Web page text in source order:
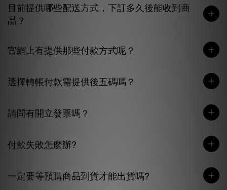
目前提供哪些配送方式，下訂多久後能收到商
品？
官網上有提供那些付款方式呢？
選擇轉帳付款需提供後五碼嗎？
請問有開立發票嗎？
付款失敗怎麼辦?
一定要等預購商品到貨才能出貨嗎?